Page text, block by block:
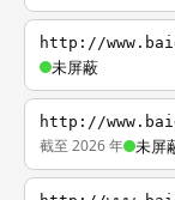
http://
未屏蔽
http://
截至 2026 年 未屏